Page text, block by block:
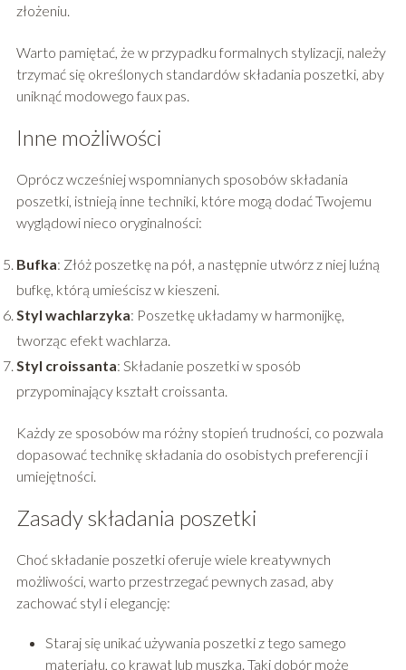
złożeniu​​.
Warto pamiętać, że w przypadku formalnych stylizacji, należy
trzymać się określonych standardów składania poszetki, aby
uniknąć modowego faux pas.
Inne możliwości
Oprócz wcześniej wspomnianych sposobów składania
poszetki, istnieją inne techniki, które mogą dodać Twojemu
wyglądowi nieco oryginalności:
Bufka: Złóż poszetkę na pół, a następnie utwórz z niej luźną
bufkę, którą umieścisz w kieszeni.
Styl wachlarzyka: Poszetkę układamy w harmonijkę,
tworząc efekt wachlarza.
Styl croissanta: Składanie poszetki w sposób
przypominający kształt croissanta.
Każdy ze sposobów ma różny stopień trudności, co pozwala
dopasować technikę składania do osobistych preferencji i
umiejętności​​.
Zasady składania poszetki
Choć składanie poszetki oferuje wiele kreatywnych
możliwości, warto przestrzegać pewnych zasad, aby
zachować styl i elegancję:
Staraj się unikać używania poszetki z tego samego
materiału, co krawat lub muszka. Taki dobór może